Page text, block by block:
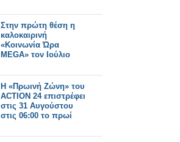
Στην πρώτη θέση η
καλοκαιρινή
«Κοινωνία Ώρα
MEGA» τον Ιούλιο
Η «Πρωινή Ζώνη» του
ACTION 24 επιστρέφει
στις 31 Αυγούστου
στις 06:00 το πρωί